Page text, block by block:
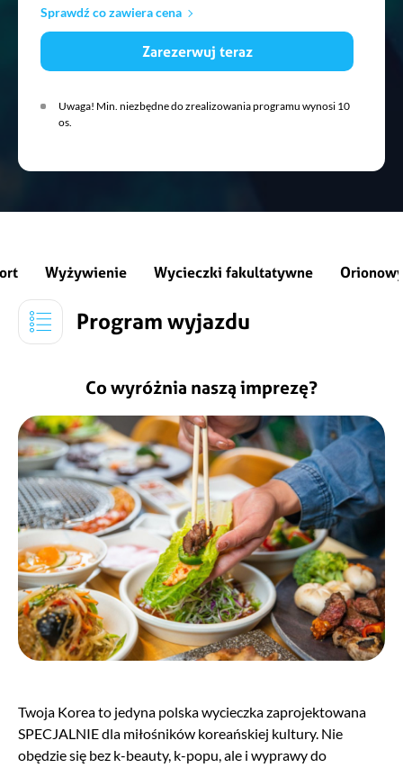
Sprawdź co zawiera cena
Zarezerwuj teraz
Uwaga! Min. niezbędne do zrealizowania programu wynosi 10
os.
Program wyjazdu
Co wyróżnia naszą imprezę?
Twoja Korea to jedyna polska wycieczka zaprojektowana
SPECJALNIE dla miłośników koreańskiej kultury. Nie
obędzie się bez k-beauty, k-popu, ale i wyprawy do
Wyżywienie Wycieczki fakultatywne